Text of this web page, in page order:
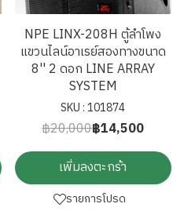
NPE LINX-208H ตู้ลำโพง
แขวนไลน์อาเรย์สองทางขนาด
8'' 2 ดอก LINE ARRAY
SYSTEM
SKU : 101874
฿20,000฿14,500
เพิ่มลงตะกร้า
รายการโปรด